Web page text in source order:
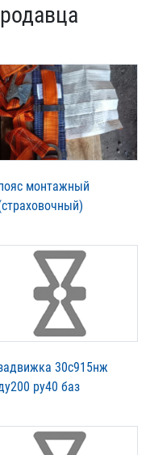
монтажный
30с915нж
ру40 баз